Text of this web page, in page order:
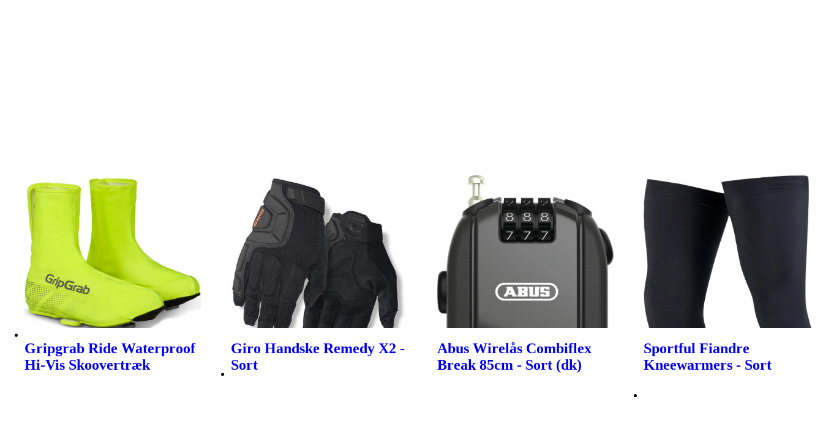
Gripgrab Ride Waterproof
Hi-Vis Skoovertræk
Giro Handske Remedy X2 -
Sort
Abus Wirelås Combiflex
Break 85cm - Sort (dk)
Sportful Fiandre
Kneewarmers - Sort